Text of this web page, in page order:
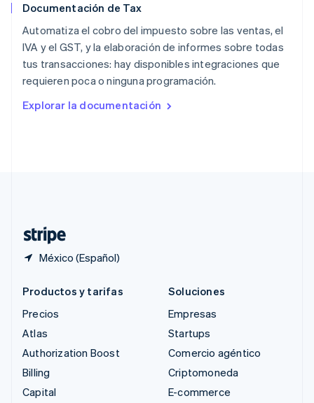
Documentación de Tax
Automatiza el cobro del impuesto sobre las ventas, el
IVA y el GST, y la elaboración de informes sobre todas
tus transacciones: hay disponibles integraciones que
requieren poca o ninguna programación.
Explorar la documentación
México (Español)
RAE de Hong Kong, China
English简体中文
Reino Unido
English
República Checa
English
English
Productos y tarifas
Precios
Atlas
Authorization Boost
Billing
Capital
Soluciones
Empresas
Startups
Comercio agéntico
Criptomoneda
E-commerce